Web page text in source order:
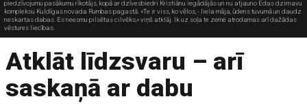
piedzīvojumu pasākumu rīkotājs, kopā ar dzīvesbiedri Kristiānu iegādājās un nu atjauno Edas dzirnavu
kompleksu Kuldīgas novada Rumbas pagastā. «Te ir viss, ko vēlos, - liela māja, ūdens tuvumā un daudz
neskartas dabas. Es neesmu pilsētas cilvēks,» viņš atklāj. Ik uz soļa te zemë atrodamas arī dažādas
vēstures liecības.
Atklāt līdzsvaru – arī
saskaņā ar dabu